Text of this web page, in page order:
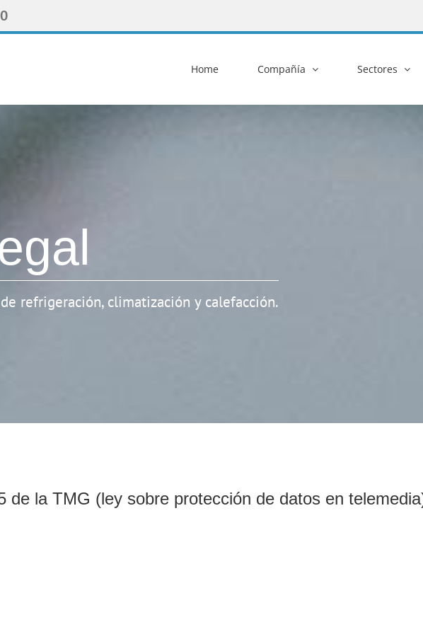
Home Compañía Sectores
refrigeración, climatización y calefacción.
de la TMG (ley sobre protección de datos en